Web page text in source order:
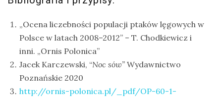
„Ocena liczebności populacji ptaków lęgowych w
Polsce w latach 2008–2012” – T. Chodkiewicz i
inni. „Ornis Polonica”
Jacek Karczewski, “Noc sów” Wydawnictwo
Poznańskie 2020
http://ornis-polonica.pl/_pdf/OP-60-1-